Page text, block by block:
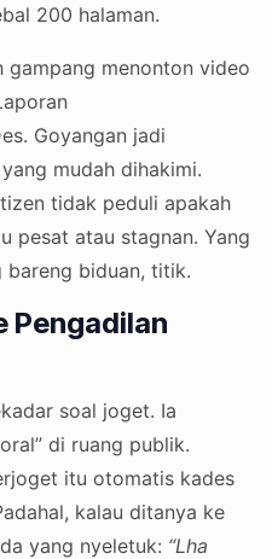
200 halaman.
gampang menonton video
Goyangan jadi
mudah dihakimi.
tidak peduli apakah
pesat atau stagnan. Yang
bareng biduan, titik.
Pengadilan
soal joget. Ia
di ruang publik.
itu otomatis kades
kalau ditanya ke
yang nyeletuk: “Lha